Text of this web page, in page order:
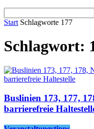
Start Schlagworte 177
Schlagwort:
Buslinien 173, 177,
barrierefreie